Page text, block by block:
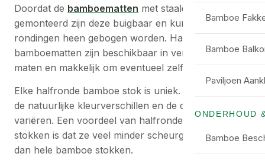
Bamboe
Bamboe
Paviljoen
ONDERHOUD
Bamboe
Doordat de bamboematten met staaldraad zijn
gemonteerd zijn deze buigbaar en kunnen dus om
rondingen heen gebogen worden. Halfronde
bamboematten zijn beschikbaar in verschillende
maten en makkelijk om eventueel zelf in te korten.
Elke halfronde bamboe stok is uniek. Dit komt door
de natuurlijke kleurverschillen en de diameter kan
variëren. Een voordeel van halfronde bamboe
stokken is dat ze veel minder scheurgevoelig zijn
dan hele bamboe stokken.